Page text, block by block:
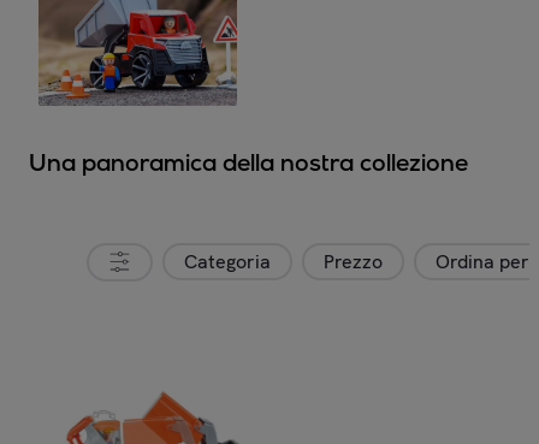
Una panoramica della nostra collezione
Categoria Prezzo Ordina per